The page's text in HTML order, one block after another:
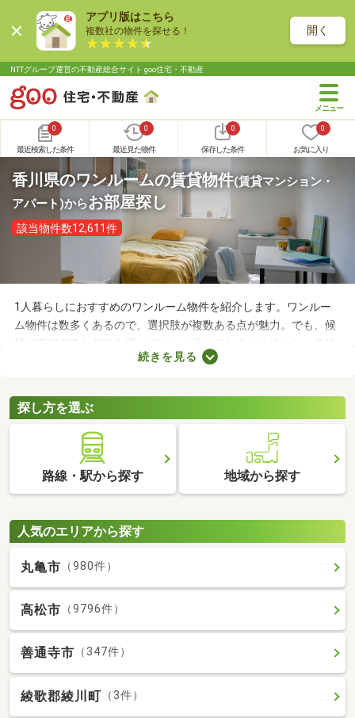
アプリ版はこちら
複数社の物件を探せる！ 開く
NTTグループ運営の不動産総合サイト goo住宅・不動産
0
最近検索した条件
0
最近見た物件
0
保存した条件
0
お気に入り
香川県のワンルームの賃貸物件(賃貸マンション・
アパート)からお部屋探し
該当物件数12,611件
1人暮らしにおすすめのワンルーム物件を紹介します。ワンルー
ム物件は数多くあるので、選択肢が複数ある点が魅力。でも、候
補が多すぎるとどれを選べばいいか迷ってしまいますよね。物件
を選ぶときは、間取り・設備・家賃などをチェックすることがお
を見つけましょう。
続きを見る
探し方を選ぶ
路線・駅から探す 地域から探す
人気のエリアから探す
丸亀市 （980件）
高松市 （9796件）
善通寺市 （347件）
綾歌郡綾川町 （3件）